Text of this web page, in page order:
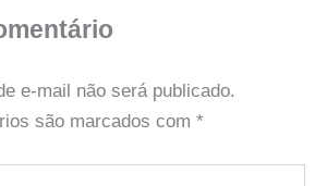
e-mail não será publicado.
são marcados com *